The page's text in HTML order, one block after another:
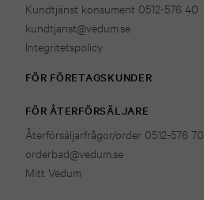
Kundtjänst konsument 0512-576 40
kundtjanst@vedum.se
Integritetspolicy
FÖR FÖRETAGSKUNDER
FÖR ÅTERFÖRSÄLJARE
Återförsäljarfrågor/order 0512-576 70
orderbad@vedum.se
Mitt Vedum